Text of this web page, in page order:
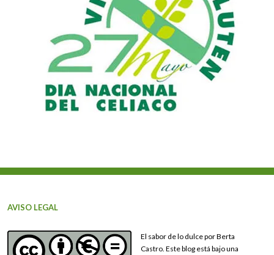
AVISO LEGAL
El sabor de lo dulce por Berta
Castro. Este blog está bajo una